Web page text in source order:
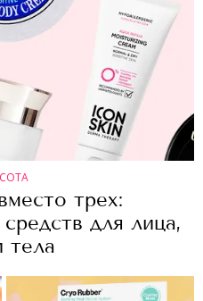
трех:
для лица,
тела